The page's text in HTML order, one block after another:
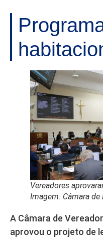
Vereadores
Imagem: Câmara
A Câmara de
aprovou o projeto de